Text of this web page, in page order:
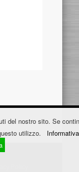
del nostro sito. Se
utilizzo.
Informativa